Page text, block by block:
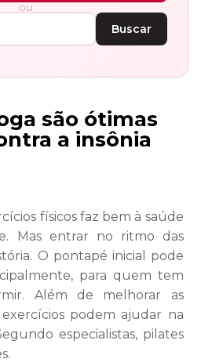
ou
Buscar
são ótimas
a insônia
físicos faz bem à saúde
Mas entrar no ritmo das
O pontapé inicial pode
para quem tem
Além de melhorar as
podem ajudar na
especialistas, pilates